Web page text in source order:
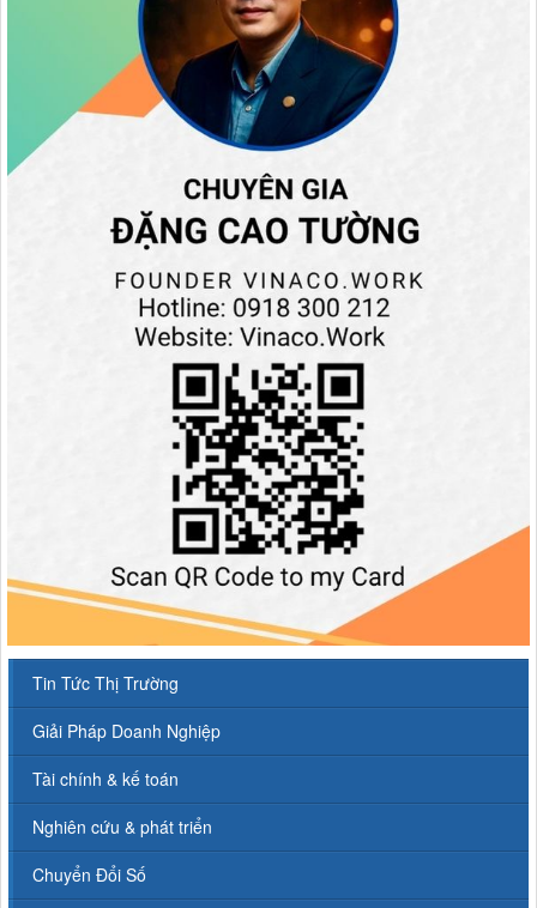
Tin Tức Thị Trường
Giải Pháp Doanh Nghiệp
Tài chính & kế toán
Nghiên cứu & phát triển
Chuyển Đổi Số